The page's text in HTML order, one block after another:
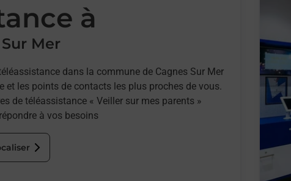
à
Mer
dans la commune de Cagnes Sur Mer
et les points de contacts les plus proches de vous.
de téléassistance « Veiller sur mes parents »
à vos besoins